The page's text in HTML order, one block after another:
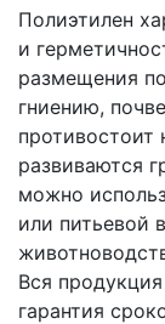
Полиэтилен
и
размещения
гниению,
противостоит
развиваются
можно
или питьевой
Вся
гарантия